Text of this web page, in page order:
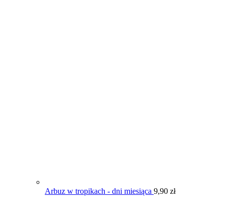
Arbuz w tropikach - dni miesiąca 9,90 zł